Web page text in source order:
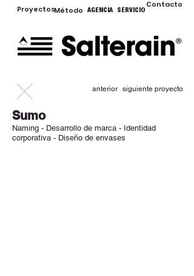
ProyectosMétodo AGENCIA SERVICIO
Contacto
anterior siguiente proyecto
Sumo
Naming - Desarrollo de marca - Identidad
corporativa - Diseño de envases